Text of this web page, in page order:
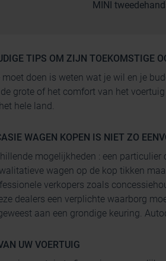
MINI
TIPS OM ZIJN TOEKOMSTIGE
moet doen is weten wat je wil en je
grote of het comfort van het
hele land.
WAGEN KOPEN IS NIET ZO
mogelijkheden : een
wagen op de kop tikken
verkopers zoals
dealers een verplichte waarborg
aan een grondige keuring.
UW VOERTUIG